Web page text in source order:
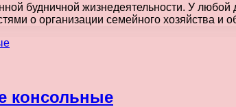
будничной жизнедеятельности. У
о организации семейного хозяйства и
консольные